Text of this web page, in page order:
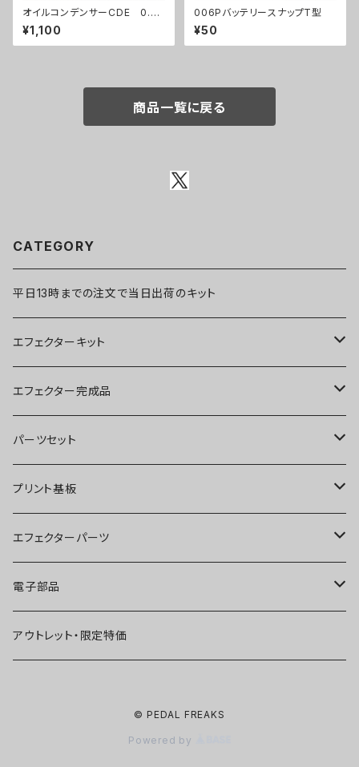
オイルコンデンサーCDE 0.04
7uF【在庫限り】
¥1,100
006PバッテリースナップT型
¥50
商品一覧に戻る
CATEGORY
平日13時までの注文で当日出荷のキット
エフェクターキット
ブースター
オーバードライブ
ディストーション
ファズ
プリアンプ
空間系
エフェクター完成品
ブースター
オーバードライブ
ディストーション
ファズ
空間系
パーツセット
ブースター
オーバードライブ
ディストーション
ファズ
プリント基板
オーバードライブ
ディストーション
ファズ
エフェクターパーツ
スイッチ
ジャック
電子部品
IC
アウトレット・限定特価
© PEDAL FREAKS
Powered by